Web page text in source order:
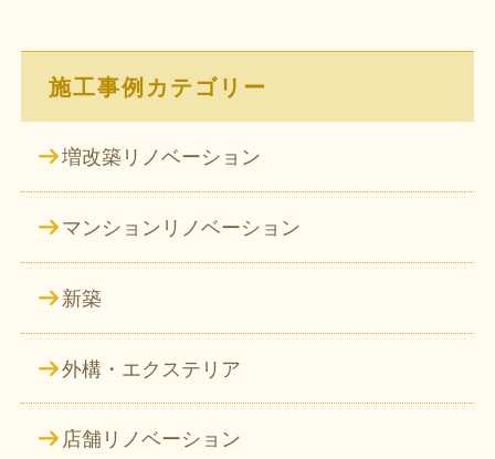
施工事例カテゴリー
増改築リノベーション
マンションリノベーション
新築
外構・エクステリア
店舗リノベーション